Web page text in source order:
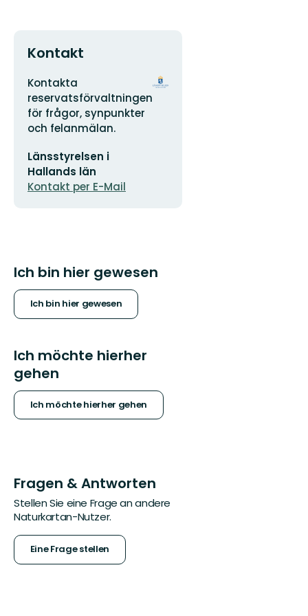
Kontakt
Adresse
Kontakta
reservatsförvaltningen
för frågor, synpunkter
och felanmälan.
Mail-
Adresse
Länsstyrelsen i
Hallands län
Kontakt per E-Mail
Logotyp
Ich bin hier gewesen
Ich bin hier gewesen
Ich möchte hierher
gehen
Ich möchte hierher gehen
Fragen & Antworten
Stellen Sie eine Frage an andere
Naturkartan-Nutzer.
Eine Frage stellen